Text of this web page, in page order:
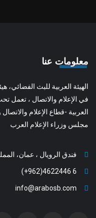
معلومات عنا
الهيئة العربية للبث الفضائي،
في الإعلام والاتصال ، تعمل
العربية -قطاع الإعلام
مجلس وزراء الإعلام العرب
فندق الرويال ، عمان،
6 4622446(962+)
info@arabosb.com